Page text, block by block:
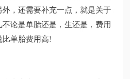
，还需要补充一点，就是关于
论是单胎还是，生还是，费用
单胎费用高!